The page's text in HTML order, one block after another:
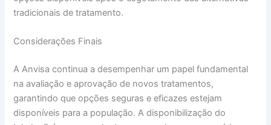
tradicionais de tratamento.
Considerações Finais
A Anvisa continua a desempenhar um papel fundamental
na avaliação e aprovação de novos tratamentos,
garantindo que opções seguras e eficazes estejam
disponíveis para a população. A disponibilização do